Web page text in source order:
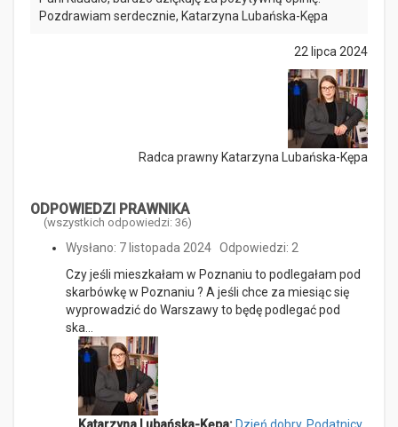
22 lipca 2024
Radca prawny Katarzyna Lubańska-Kępa
Pozdrawiam serdecznie, Katarzyna Lubańska-Kępa
ODPOWIEDZI PRAWNIKA
(wszystkich odpowiedzi: 36)
Wysłano: 7 listopada 2024 Odpowiedzi: 2
Czy jeśli mieszkałam w Poznaniu to podlegałam pod
skarbówkę w Poznaniu ? A jeśli chce za miesiąc się
wyprowadzić do Warszawy to będę podlegać pod
ska…
Katarzyna Lubańska-Kępa:Dzień dobry, Podatnicy